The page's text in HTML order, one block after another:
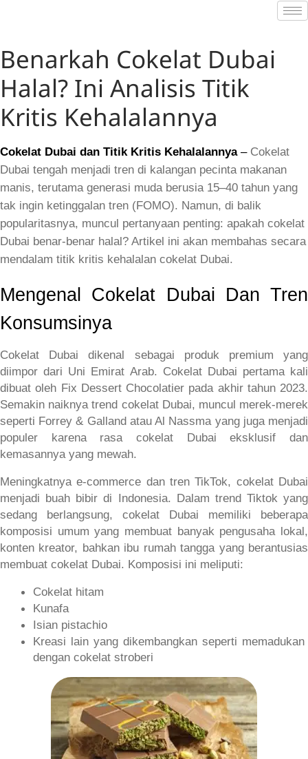
Benarkah Cokelat Dubai
Halal? Ini Analisis Titik
Kritis Kehalalannya
Cokelat Dubai dan Titik Kritis Kehalalannya – Cokelat
Dubai tengah menjadi tren di kalangan pecinta makanan
manis, terutama generasi muda berusia 15–40 tahun yang
tak ingin ketinggalan tren (FOMO). Namun, di balik
popularitasnya, muncul pertanyaan penting: apakah cokelat
Dubai benar-benar halal? Artikel ini akan membahas secara
mendalam titik kritis kehalalan cokelat Dubai.
Mengenal Cokelat Dubai Dan Tren
Konsumsinya
Cokelat Dubai dikenal sebagai produk premium yang
diimpor dari Uni Emirat Arab. Cokelat Dubai pertama kali
dibuat oleh Fix Dessert Chocolatier pada akhir tahun 2023.
Semakin naiknya trend cokelat Dubai, muncul merek-merek
seperti Forrey & Galland atau Al Nassma yang juga menjadi
populer karena rasa cokelat Dubai eksklusif dan
kemasannya yang mewah.
Meningkatnya e-commerce dan tren TikTok, cokelat Dubai
menjadi buah bibir di Indonesia. Dalam trend Tiktok yang
sedang berlangsung, cokelat Dubai memiliki beberapa
komposisi umum yang membuat banyak pengusaha lokal,
konten kreator, bahkan ibu rumah tangga yang berantusias
membuat cokelat Dubai. Komposisi ini meliputi:
Cokelat hitam
Kunafa
Isian pistachio
Kreasi lain yang dikembangkan seperti memadukan
dengan cokelat stroberi